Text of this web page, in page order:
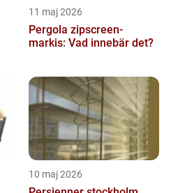
11 maj 2026
Pergola zipscreen-
markis: Vad innebär det?
10 maj 2026